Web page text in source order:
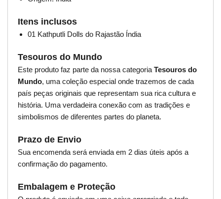
Itens inclusos
01 Kathputli Dolls do Rajastão Índia
Tesouros do Mundo
Este produto faz parte da nossa categoria Tesouros do
Mundo, uma coleção especial onde trazemos de cada
país peças originais que representam sua rica cultura e
história. Uma verdadeira conexão com as tradições e
simbolismos de diferentes partes do planeta.
Prazo de Envio
Sua encomenda será enviada em 2 dias úteis após a
confirmação do pagamento.
Embalagem e Proteção